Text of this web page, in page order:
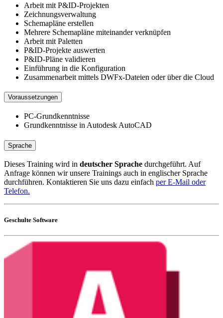
Arbeit mit P&ID-Projekten
Zeichnungsverwaltung
Schemapläne erstellen
Mehrere Schemapläne miteinander verknüpfen
Arbeit mit Paletten
P&ID-Projekte auswerten
P&ID-Pläne validieren
Einführung in die Konfiguration
Zusammenarbeit mittels DWFx-Dateien oder über die Cloud
Voraussetzungen
PC-Grundkenntnisse
Grundkenntnisse in Autodesk AutoCAD
Sprache
Dieses Training wird in deutscher Sprache durchgeführt. Auf
Anfrage können wir unsere Trainings auch in englischer Sprache
durchführen. Kontaktieren Sie uns dazu einfach per E-Mail oder
Telefon.
Geschulte Software